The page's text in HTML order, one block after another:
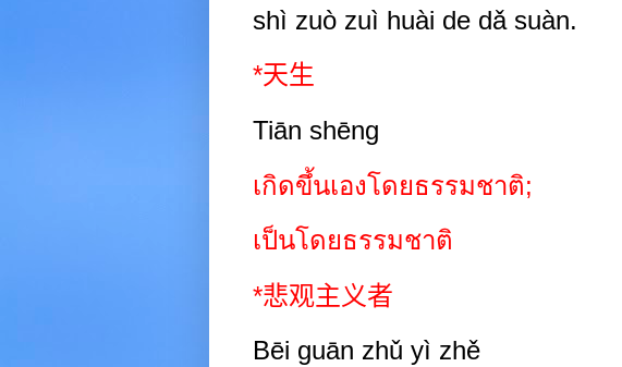
shì zuò zuì huài de dǎ suàn.
*天生
Tiān shēng
เกิดขึ้นเองโดยธรรมชาติ;
เป็นโดยธรรมชาติ
*悲观主义者
Bēi guān zhǔ yì zhě